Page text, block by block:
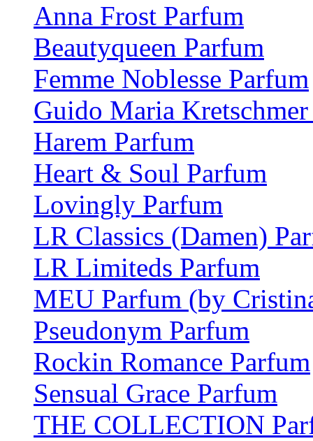
Anna Frost Parfum
Beautyqueen Parfum
Femme Noblesse Parfum
Guido Maria
Harem Parfum
Heart & Soul Parfum
Lovingly Parfum
LR Classics (Damen)
LR Limiteds Parfum
MEU Parfum (by
Pseudonym Parfum
Rockin Romance Parfum
Sensual Grace Parfum
THE COLLECTION